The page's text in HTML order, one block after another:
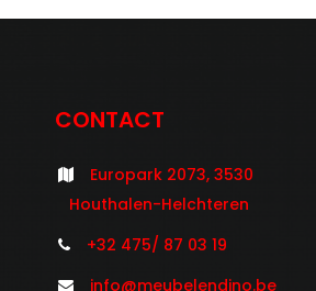
CONTACT
Europark 2073, 3530
Houthalen-Helchteren
+32 475/ 87 03 19
info@meubelendino.be